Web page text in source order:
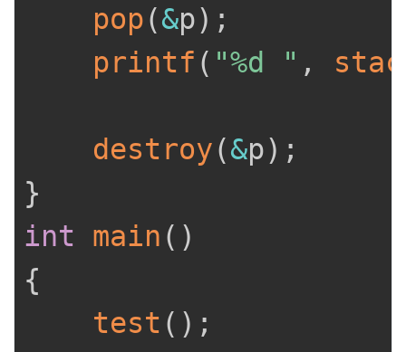
pop(&p) ;
printf ( "%d " ,
destroy(&p) ;
}
int
main ( )
{
test ( ) ;